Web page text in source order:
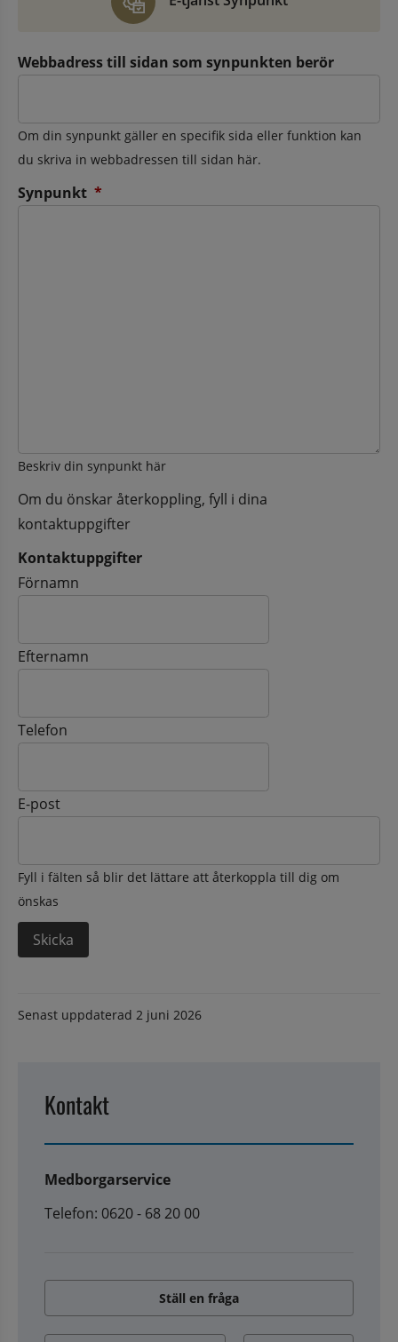
Webbadress till sidan som synpunkten berör
Om din synpunkt gäller en specifik sida eller funktion kan
du skriva in webbadressen till sidan här.
Synpunkt *
Beskriv din synpunkt här
Om du önskar återkoppling, fyll i dina
kontaktuppgifter
Kontaktuppgifter
Kontaktuppgifter
Förnamn
Efternamn
Telefon
E-post
Fyll i fälten så blir det lättare att återkoppla till dig om
önskas
Senast uppdaterad 2 juni 2026
Kontakt
Medborgarservice
Telefon: 0620 - 68 20 00
Ställ en fråga